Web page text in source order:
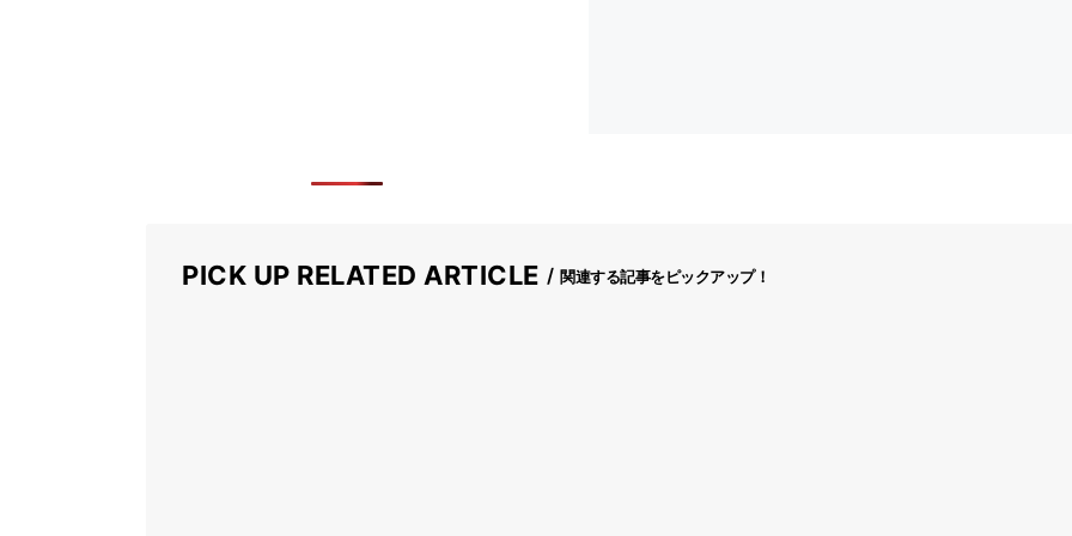
PICK UP RELATED ARTICLE 関連する記事をピックアップ！